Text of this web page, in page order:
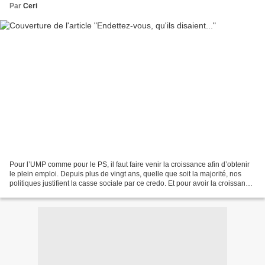
Par Ceri
Pour l’UMP comme pour le PS, il faut faire venir la croissance afin d’obtenir
le plein emploi. Depuis plus de vingt ans, quelle que soit la majorité, nos
politiques justifient la casse sociale par ce credo. Et pour avoir la croissance,